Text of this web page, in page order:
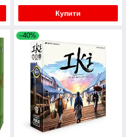
Купити
–40%